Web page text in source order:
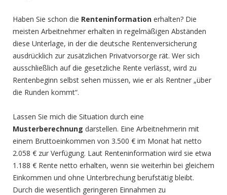
Haben Sie schon die Renteninformation erhalten? Die
meisten Arbeitnehmer erhalten in regelmäßigen Abständen
diese Unterlage, in der die deutsche Rentenversicherung
ausdrücklich zur zusätzlichen Privatvorsorge rät. Wer sich
ausschließlich auf die gesetzliche Rente verlässt, wird zu
Rentenbeginn selbst sehen müssen, wie er als Rentner „über
die Runden kommt“.
Lassen Sie mich die Situation durch eine
Musterberechnung darstellen. Eine Arbeitnehmerin mit
einem Bruttoeinkommen von 3.500 € im Monat hat netto
2.058 € zur Verfügung. Laut Renteninformation wird sie etwa
1.188 € Rente netto erhalten, wenn sie weiterhin bei gleichem
Einkommen und ohne Unterbrechung berufstätig bleibt.
Durch die wesentlich geringeren Einnahmen zu